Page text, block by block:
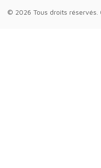
© 2026 Tous droits réservés.